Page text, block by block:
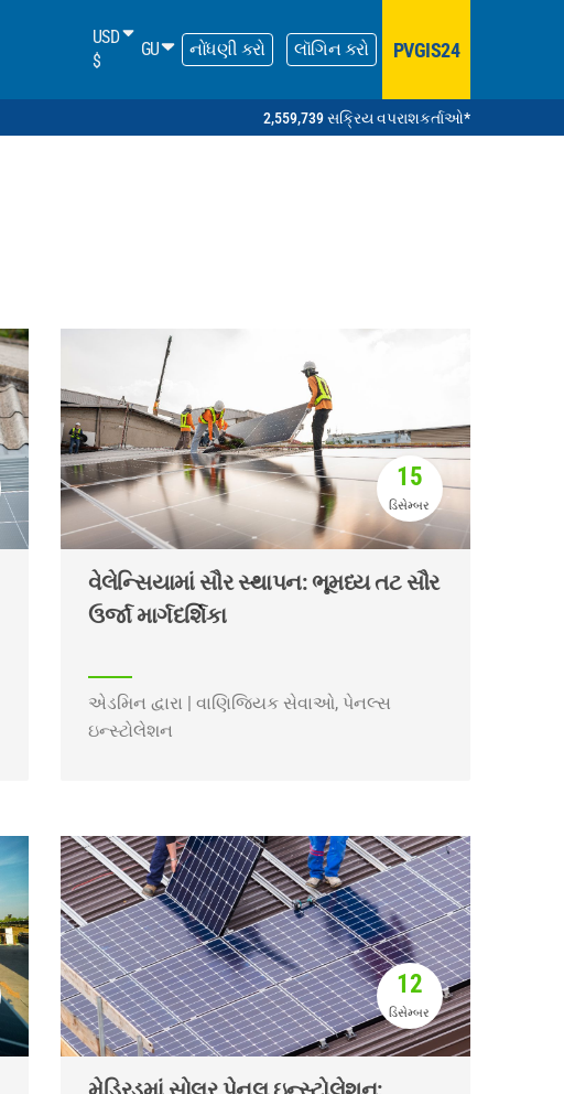
USD
$
GU નોંધણી કરો લૉગિન કરો PVGIS24
2,559,739 સક્રિય વપરાશકર્તાઓ*
15
ડિસેમ્બર
વેલેન્સિયામાં સૌર સ્થાપન: ભૂમધ્ય તટ સૌર
ઉર્જા માર્ગદર્શિકા
એડમિન દ્વારા | વાણિજ્યિક સેવાઓ, પેનલ્સ
ઇન્સ્ટોલેશન
12
ડિસેમ્બર